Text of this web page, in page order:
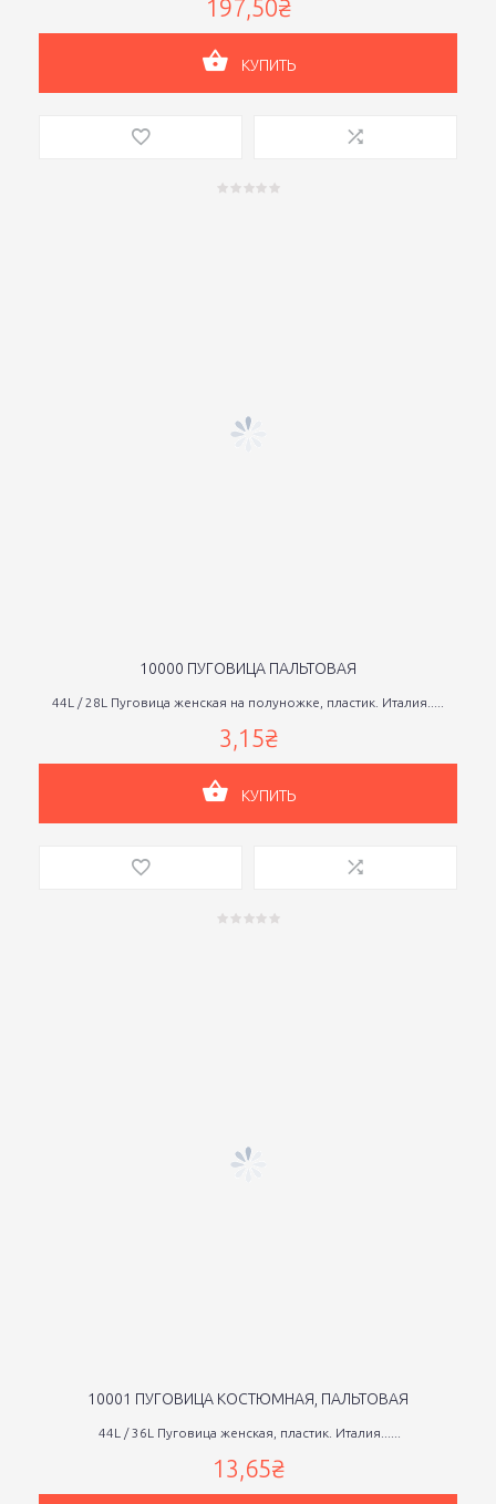
197,50₴
КУПИТЬ
10000 ПУГОВИЦА ПАЛЬТОВАЯ
44L / 28L Пуговица женская на полуножке, пластик. Италия.....
3,15₴
КУПИТЬ
10001 ПУГОВИЦА КОСТЮМНАЯ, ПАЛЬТОВАЯ
44L / 36L Пуговица женская, пластик. Италия......
13,65₴